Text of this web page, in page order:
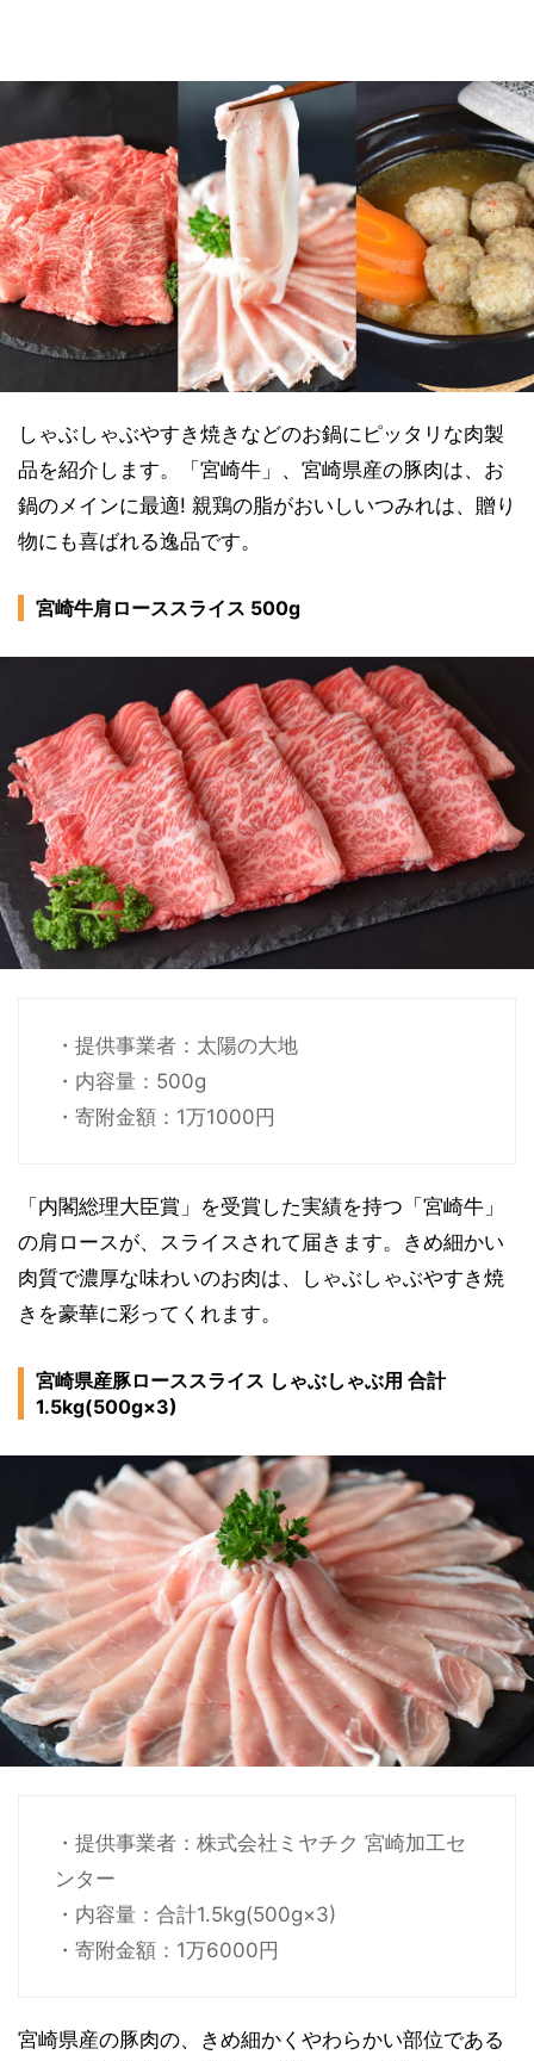
しゃぶしゃぶやすき焼きなどのお鍋にピッタリな肉製
品を紹介します。「宮崎牛」、宮崎県産の豚肉は、お
鍋のメインに最適! 親鶏の脂がおいしいつみれは、贈り
物にも喜ばれる逸品です。
宮崎牛肩ローススライス 500g
・提供事業者：太陽の大地
・内容量：500g
・寄附金額：1万1000円
「内閣総理大臣賞」を受賞した実績を持つ「宮崎牛」
の肩ロースが、スライスされて届きます。きめ細かい
肉質で濃厚な味わいのお肉は、しゃぶしゃぶやすき焼
きを豪華に彩ってくれます。
宮崎県産豚ローススライス しゃぶしゃぶ用 合計
1.5kg(500g×3)
・提供事業者：株式会社ミヤチク 宮崎加工セ
ンター
・内容量：合計1.5kg(500g×3)
・寄附金額：1万6000円
宮崎県産の豚肉の、きめ細かくやわらかい部位である